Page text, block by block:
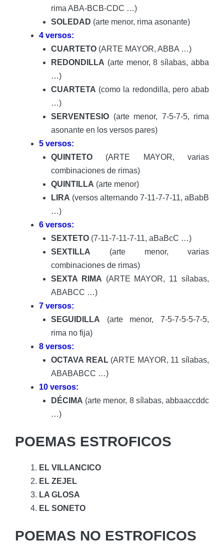
rima ABA-BCB-CDC …)
SOLEDAD (arte menor, rima asonante)
4 versos:
CUARTETO (ARTE MAYOR, ABBA …)
REDONDILLA (arte menor, 8 sílabas, abba
…)
CUARTETA (como la redondilla, pero abab
…)
SERVENTESIO (arte menor, 7-5-7-5, rima
asonante en los versos pares)
5 versos:
QUINTETO (ARTE MAYOR, varias
combinaciones de rimas)
QUINTILLA (arte menor)
LIRA (versos alternando 7-11-7-7-11, aBabB
…)
6 versos:
SEXTETO (7-11-7-11-7-11, aBaBcC …)
SEXTILLA (arte menor, varias
combinaciones de rimas)
SEXTA RIMA (ARTE MAYOR, 11 sílabas,
ABABCC …)
7 versos:
SEGUIDILLA (arte menor, 7-5-7-5-5-7-5,
rima no fija)
8 versos:
OCTAVA REAL(ARTE MAYOR, 11 sílabas,
ABABABCC …)
10 versos:
DÉCIMA (arte menor, 8 sílabas, abbaaccddc
…)
POEMAS ESTROFICOS
EL VILLANCICO
EL ZEJEL
LA GLOSA
EL SONETO
POEMAS NO ESTROFICOS